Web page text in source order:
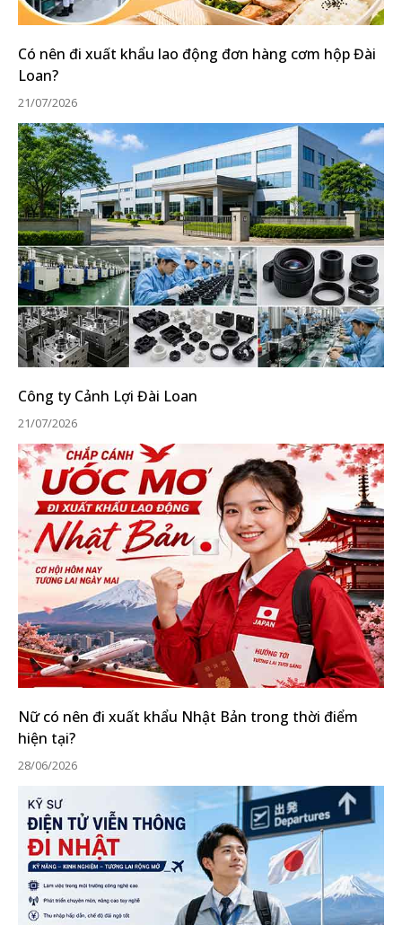
Có nên đi xuất khẩu lao động đơn hàng cơm hộp Đài
Loan?
21/07/2026
Công ty Cảnh Lợi Đài Loan
21/07/2026
Nữ có nên đi xuất khẩu Nhật Bản trong thời điểm
hiện tại?
28/06/2026